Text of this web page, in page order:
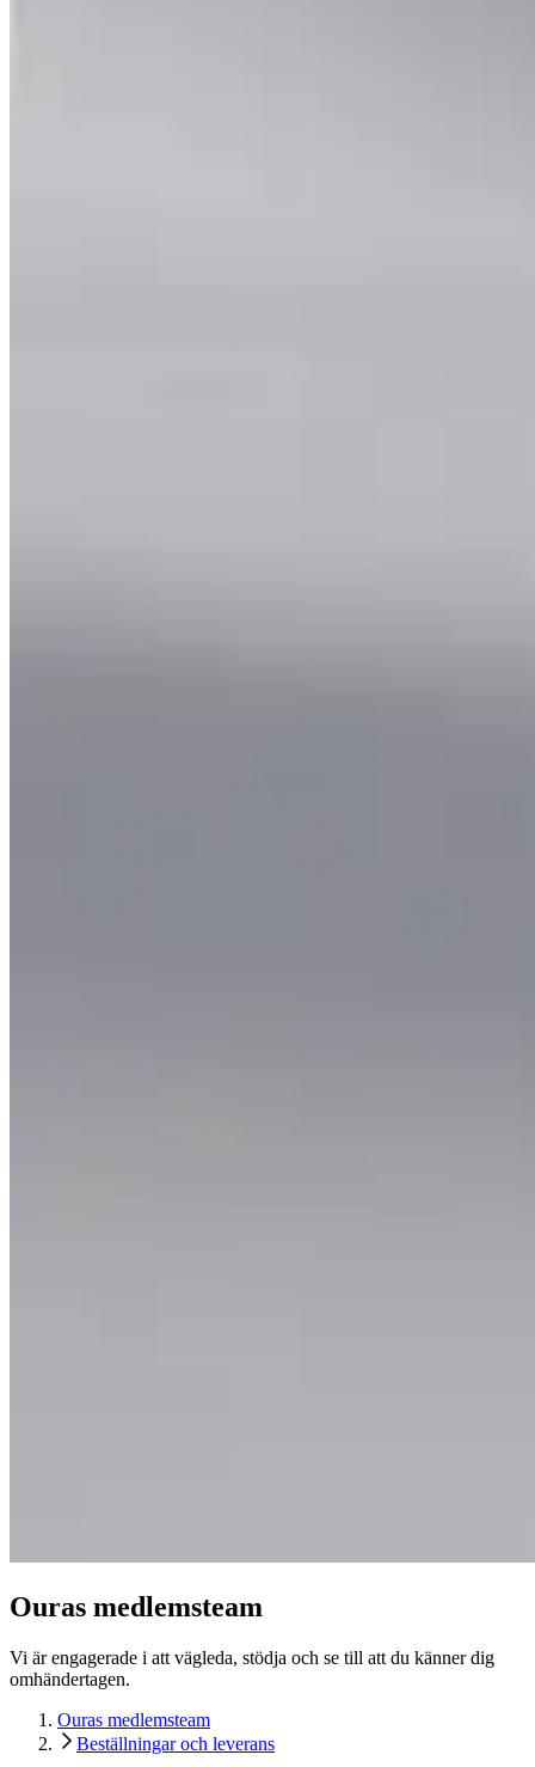
Ouras medlemsteam
Vi är engagerade i att vägleda, stödja och se till att du känner dig
omhändertagen.
Ouras medlemsteam
Beställningar och leverans